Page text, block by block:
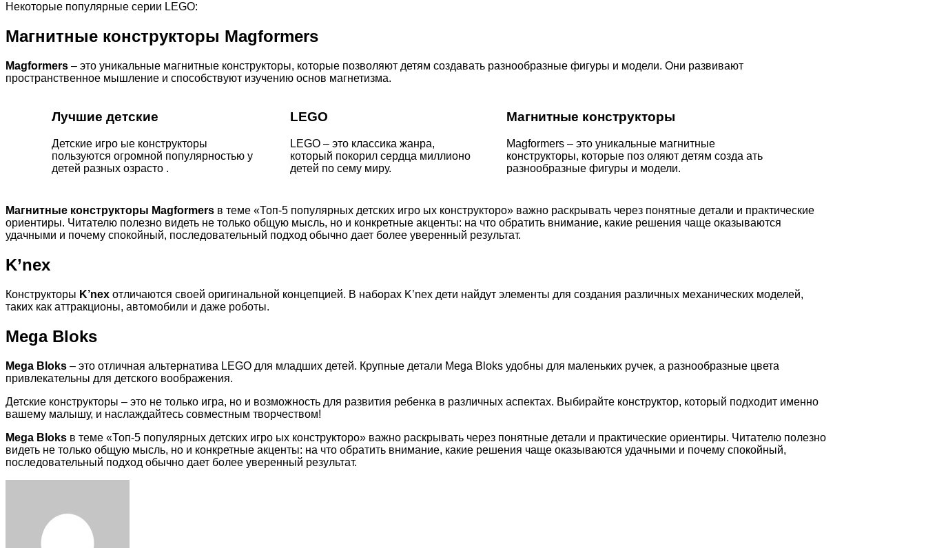
Некоторые популярные серии LEGO:
Магнитные конструкторы Magformers
Magformers – это уникальные магнитные конструкторы, которые позволяют детям создавать разнообразные фигуры и модели. Они развивают
пространственное мышление и способствуют изучению основ магнетизма.
Лучшие детские
Детские игро ые конструкторы
пользуются огромной популярностью у
детей разных озрасто .
LEGO
LEGO – это классика жанра,
который покорил сердца миллионо
детей по сему миру.
Магнитные конструкторы
Magformers – это уникальные магнитные
конструкторы, которые поз оляют детям созда ать
разнообразные фигуры и модели.
Магнитные конструкторы Magformers в теме «Топ-5 популярных детских игро ых конструкторо» важно раскрывать через понятные детали и практические
ориентиры. Читателю полезно видеть не только общую мысль, но и конкретные акценты: на что обратить внимание, какие решения чаще оказываются
удачными и почему спокойный, последовательный подход обычно дает более уверенный результат.
K’nex
Конструкторы K’nex отличаются своей оригинальной концепцией. В наборах K’nex дети найдут элементы для создания различных механических моделей,
таких как аттракционы, автомобили и даже роботы.
Mega Bloks
Mega Bloks – это отличная альтернатива LEGO для младших детей. Крупные детали Mega Bloks удобны для маленьких ручек, а разнообразные цвета
привлекательны для детского воображения.
Детские конструкторы – это не только игра, но и возможность для развития ребенка в различных аспектах. Выбирайте конструктор, который подходит именно
вашему малышу, и наслаждайтесь совместным творчеством!
Mega Bloks в теме «Топ-5 популярных детских игро ых конструкторо» важно раскрывать через понятные детали и практические ориентиры. Читателю полезно
видеть не только общую мысль, но и конкретные акценты: на что обратить внимание, какие решения чаще оказываются удачными и почему спокойный,
последовательный подход обычно дает более уверенный результат.